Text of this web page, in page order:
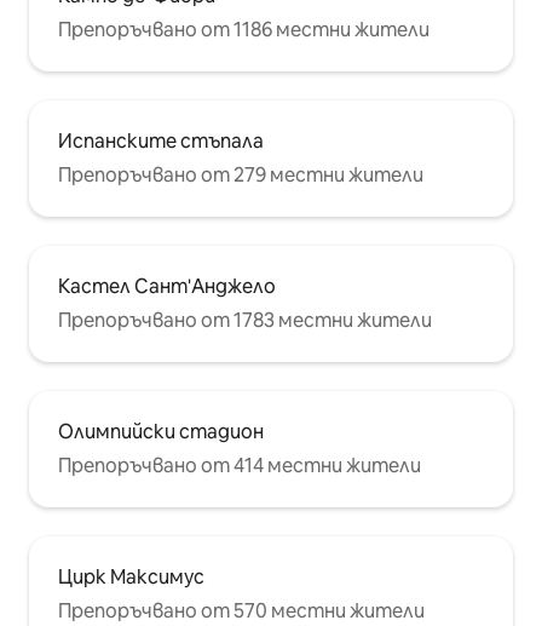
Препоръчвано от 1186 местни жители
Испанските стъпала
Препоръчвано от 279 местни жители
Кастел Сант'Анджело
Препоръчвано от 1783 местни жители
Олимпийски стадион
Препоръчвано от 414 местни жители
Цирк Максимус
Препоръчвано от 570 местни жители